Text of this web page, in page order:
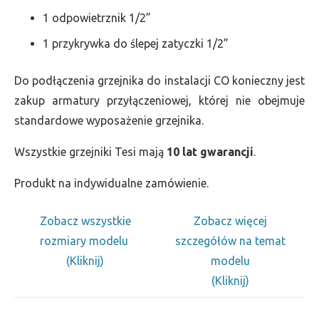
1 odpowietrznik 1/2”
1 przykrywka do ślepej zatyczki 1/2”
Do podłączenia grzejnika do instalacji CO konieczny jest
zakup armatury przyłączeniowej, której nie obejmuje
standardowe wyposażenie grzejnika.
Wszystkie grzejniki Tesi mają 10 lat gwarancji.
Produkt na indywidualne zamówienie.
Zobacz wszystkie
rozmiary modelu
(Kliknij)
Zobacz więcej
szczegółów na temat
modelu
(Kliknij)